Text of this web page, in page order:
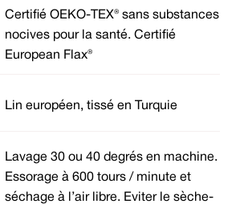
Certifié OEKO-TEX® sans substances
nocives pour la santé. Certifié
European Flax®
Lin européen, tissé en Turquie
Lavage 30 ou 40 degrés en machine.
Essorage à 600 tours / minute et
séchage à l’air libre. Eviter le sèche-